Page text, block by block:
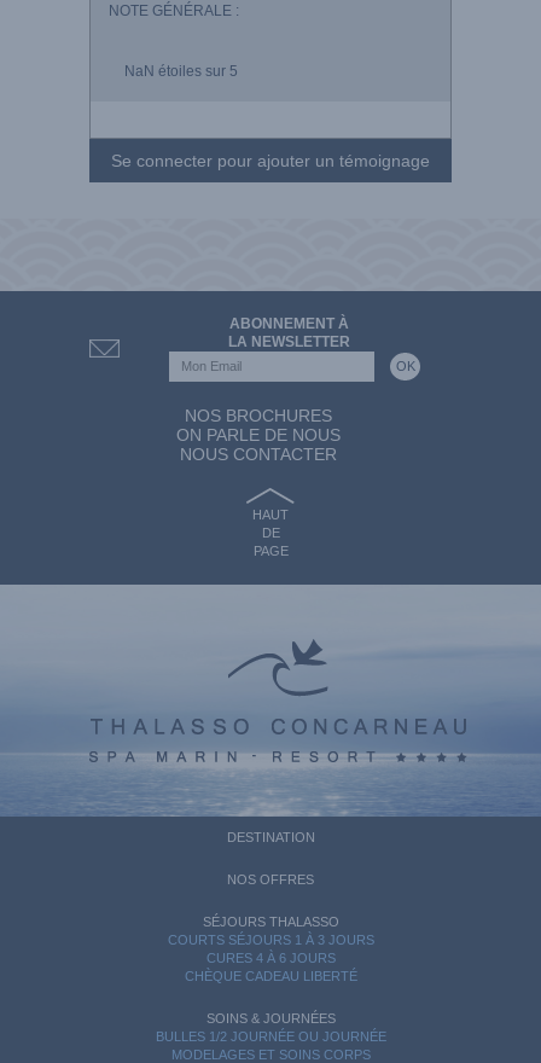
NOTE GÉNÉRALE :
NaN étoiles sur 5
Se connecter pour ajouter un témoignage
ABONNEMENT À
LA NEWSLETTER
NOS BROCHURES
ON PARLE DE NOUS
NOUS CONTACTER
HAUT
DE
PAGE
DESTINATION
NOS OFFRES
SÉJOURS THALASSO
COURTS SÉJOURS 1 À 3 JOURS
CURES 4 À 6 JOURS
CHÈQUE CADEAU LIBERTÉ
SOINS & JOURNÉES
BULLES 1/2 JOURNÉE OU JOURNÉE
MODELAGES ET SOINS CORPS